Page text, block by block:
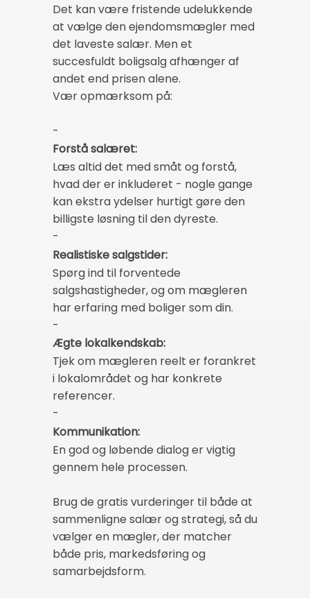
Det kan være fristende udelukkende
at vælge den ejendomsmægler med
det laveste salær. Men et
succesfuldt boligsalg afhænger af
andet end prisen alene.
Vær opmærksom på:
-
Forstå salæret:
Læs altid det med småt og forstå,
hvad der er inkluderet - nogle gange
kan ekstra ydelser hurtigt gøre den
billigste løsning til den dyreste.
-
Realistiske salgstider:
Spørg ind til forventede
salgshastigheder, og om mægleren
har erfaring med boliger som din.
-
Ægte lokalkendskab:
Tjek om mægleren reelt er forankret
i lokalområdet og har konkrete
referencer.
-
Kommunikation:
En god og løbende dialog er vigtig
gennem hele processen.
Brug de gratis vurderinger til både at
sammenligne salær og strategi, så du
vælger en mægler, der matcher
både pris, markedsføring og
samarbejdsform.